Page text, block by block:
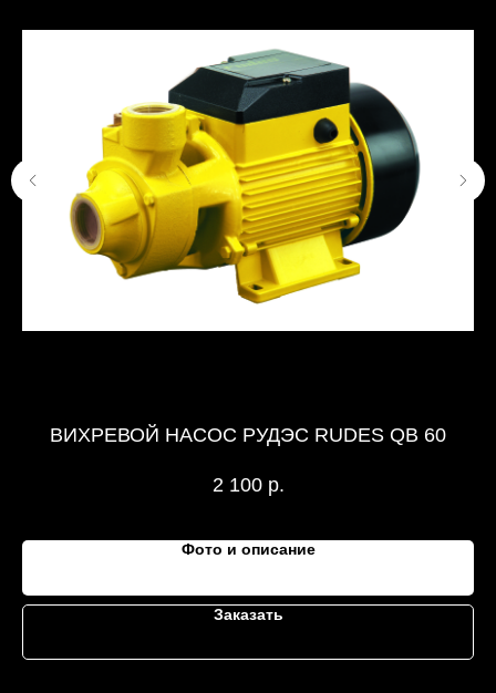
ВИХРЕВОЙ НАСОС РУДЭС RUDES QB 60
2 100 р.
Фото и описание
Заказать